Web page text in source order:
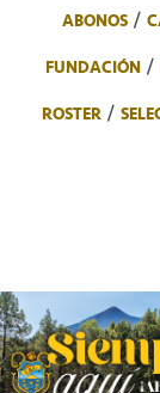
ABONOS
FUNDACIÓN
ROSTER